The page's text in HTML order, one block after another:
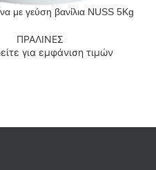
με γεύση βανίλια NUSS 5Kg
ΠΡΑΛΙΝΕΣ
για εμφάνιση τιμών